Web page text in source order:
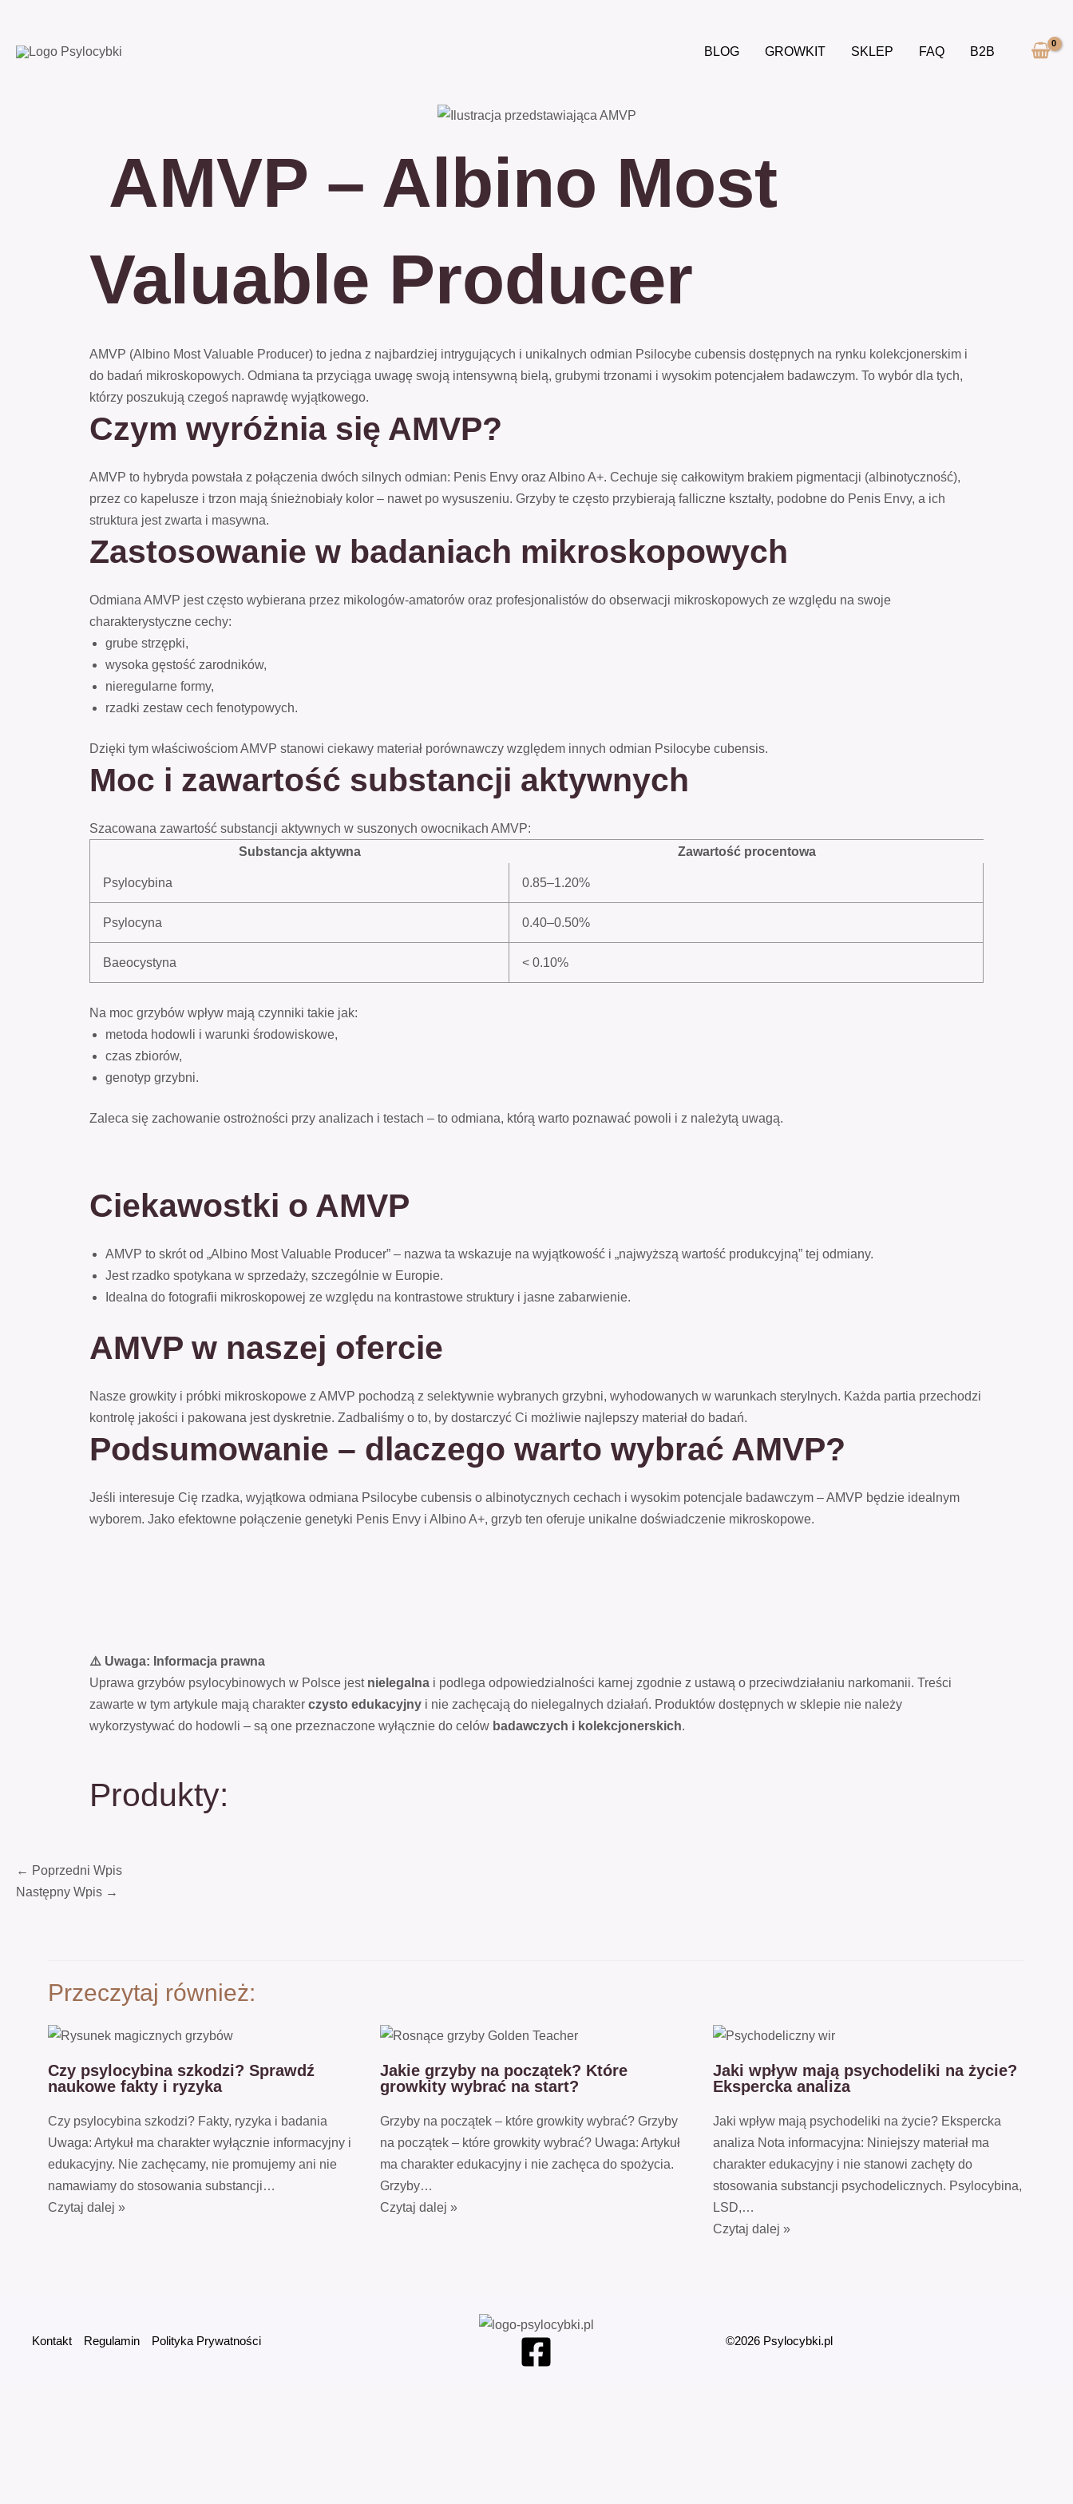
treści
BLOG GROWKIT SKLEP FAQ B2B
AMVP – Albino Most
Valuable Producer
AMVP (Albino Most Valuable Producer) to jedna z najbardziej intrygujących i unikalnych odmian Psilocybe cubensis dostępnych na rynku kolekcjonerskim i
do badań mikroskopowych. Odmiana ta przyciąga uwagę swoją intensywną bielą, grubymi trzonami i wysokim potencjałem badawczym. To wybór dla tych,
którzy poszukują czegoś naprawdę wyjątkowego.
Czym wyróżnia się AMVP?
AMVP to hybryda powstała z połączenia dwóch silnych odmian: Penis Envy oraz Albino A+. Cechuje się całkowitym brakiem pigmentacji (albinotyczność),
przez co kapelusze i trzon mają śnieżnobiały kolor – nawet po wysuszeniu. Grzyby te często przybierają falliczne kształty, podobne do Penis Envy, a ich
struktura jest zwarta i masywna.
Zastosowanie w badaniach mikroskopowych
Odmiana AMVP jest często wybierana przez mikologów-amatorów oraz profesjonalistów do obserwacji mikroskopowych ze względu na swoje
charakterystyczne cechy:
grube strzępki,
wysoka gęstość zarodników,
nieregularne formy,
rzadki zestaw cech fenotypowych.
Dzięki tym właściwościom AMVP stanowi ciekawy materiał porównawczy względem innych odmian Psilocybe cubensis.
Moc i zawartość substancji aktywnych
Szacowana zawartość substancji aktywnych w suszonych owocnikach AMVP:
Substancja aktywna
Zawartość procentowa
Psylocybina 0.85–1.20%
Psylocyna 0.40–0.50%
Baeocystyna < 0.10%
Na moc grzybów wpływ mają czynniki takie jak:
metoda hodowli i warunki środowiskowe,
czas zbiorów,
genotyp grzybni.
Zaleca się zachowanie ostrożności przy analizach i testach – to odmiana, którą warto poznawać powoli i z należytą uwagą.
Ciekawostki o AMVP
AMVP to skrót od „Albino Most Valuable Producer” – nazwa ta wskazuje na wyjątkowość i „najwyższą wartość produkcyjną” tej odmiany.
Jest rzadko spotykana w sprzedaży, szczególnie w Europie.
Idealna do fotografii mikroskopowej ze względu na kontrastowe struktury i jasne zabarwienie.
AMVP w naszej ofercie
Nasze growkity i próbki mikroskopowe z AMVP pochodzą z selektywnie wybranych grzybni, wyhodowanych w warunkach sterylnych. Każda partia przechodzi
kontrolę jakości i pakowana jest dyskretnie. Zadbaliśmy o to, by dostarczyć Ci możliwie najlepszy materiał do badań.
Podsumowanie – dlaczego warto wybrać AMVP?
Jeśli interesuje Cię rzadka, wyjątkowa odmiana Psilocybe cubensis o albinotycznych cechach i wysokim potencjale badawczym – AMVP będzie idealnym
wyborem. Jako efektowne połączenie genetyki Penis Envy i Albino A+, grzyb ten oferuje unikalne doświadczenie mikroskopowe.
⚠️ Uwaga: Informacja prawna
Uprawa grzybów psylocybinowych w Polsce jest nielegalna i podlega odpowiedzialności karnej zgodnie z ustawą o przeciwdziałaniu narkomanii. Treści
zawarte w tym artykule mają charakter czysto edukacyjny i nie zachęcają do nielegalnych działań. Produktów dostępnych w sklepie nie należy
wykorzystywać do hodowli – są one przeznaczone wyłącznie do celów badawczych i kolekcjonerskich.
Produkty:
← Poprzedni Wpis
Następny Wpis →
Przeczytaj również:
Czy psylocybina szkodzi? Sprawdź
naukowe fakty i ryzyka
Czy psylocybina szkodzi? Fakty, ryzyka i badania
Uwaga: Artykuł ma charakter wyłącznie informacyjny i
edukacyjny. Nie zachęcamy, nie promujemy ani nie
namawiamy do stosowania substancji…
Czytaj dalej »
Jakie grzyby na początek? Które
growkity wybrać na start?
Grzyby na początek – które growkity wybrać? Grzyby
na początek – które growkity wybrać? Uwaga: Artykuł
ma charakter edukacyjny i nie zachęca do spożycia.
Grzyby…
Czytaj dalej »
Jaki wpływ mają psychodeliki na życie?
Ekspercka analiza
Jaki wpływ mają psychodeliki na życie? Ekspercka
analiza Nota informacyjna: Niniejszy materiał ma
charakter edukacyjny i nie stanowi zachęty do
stosowania substancji psychodelicznych. Psylocybina,
LSD,…
Czytaj dalej »
Kontakt Regulamin Polityka Prywatności ©2026 Psylocybki.pl